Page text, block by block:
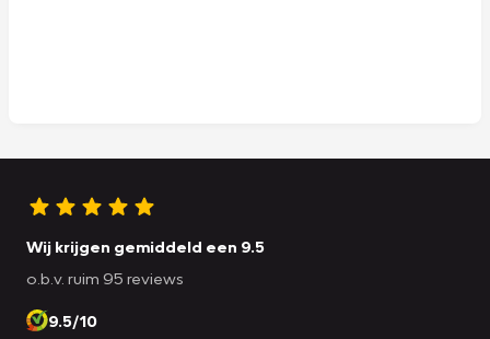
Wij krijgen gemiddeld een 9.5
o.b.v. ruim 95 reviews
9.5/10